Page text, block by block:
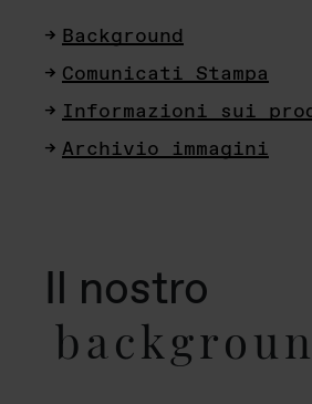
Background
Comunicati Stampa
Informazioni sui
Archivio immagini
Il nostro